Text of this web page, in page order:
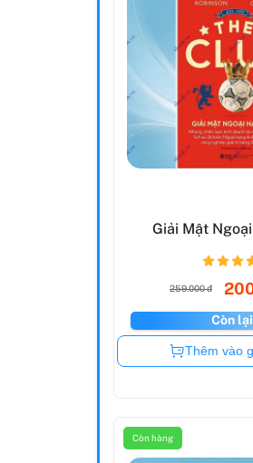
Giải Mật
259.000 đ
Còn
Còn
Thêm vào
Còn hàng